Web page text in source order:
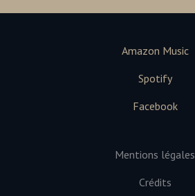
Amazon Music
Spotify
Facebook
Mentions légales
Crédits